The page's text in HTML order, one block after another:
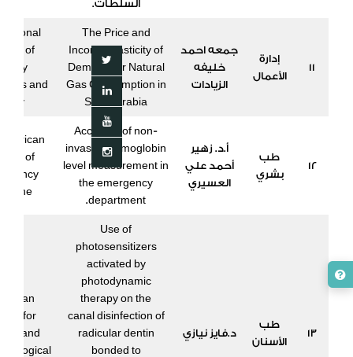
السلطات.
11
إدارة
الأعمال
جمعه احمد
خليفه
الزيادات
The Price and
Income Elasticity of
Demand for Natural
Gas Consumption in
Saudi Arabia
of
and
12
طب
بشري
أ.د. زهير
أحمد علي
العسيري
Accuracy of non-
invasive hemoglobin
level measurement in
the emergency
department.
of
13
طب
الأسنان
د.فايز نيازي
Use of
photosensitizers
activated by
photodynamic
therapy on the
canal disinfection of
radicular dentin
bonded to
for
and